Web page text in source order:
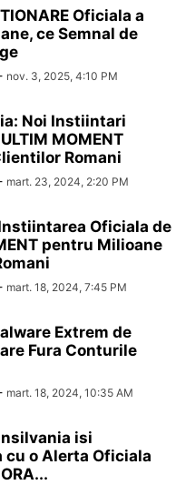
Oficiala a
ce Semnal de
nov. 3, 2025, 4:10 PM
Noi Instiintari
MOMENT
Romani
mart. 23, 2024, 2:20 PM
Oficiala de
pentru Milioane
mart. 18, 2024, 7:45 PM
Extrem de
Fura Conturile
mart. 18, 2024, 10:35 AM
isi
cu o Alerta Oficiala